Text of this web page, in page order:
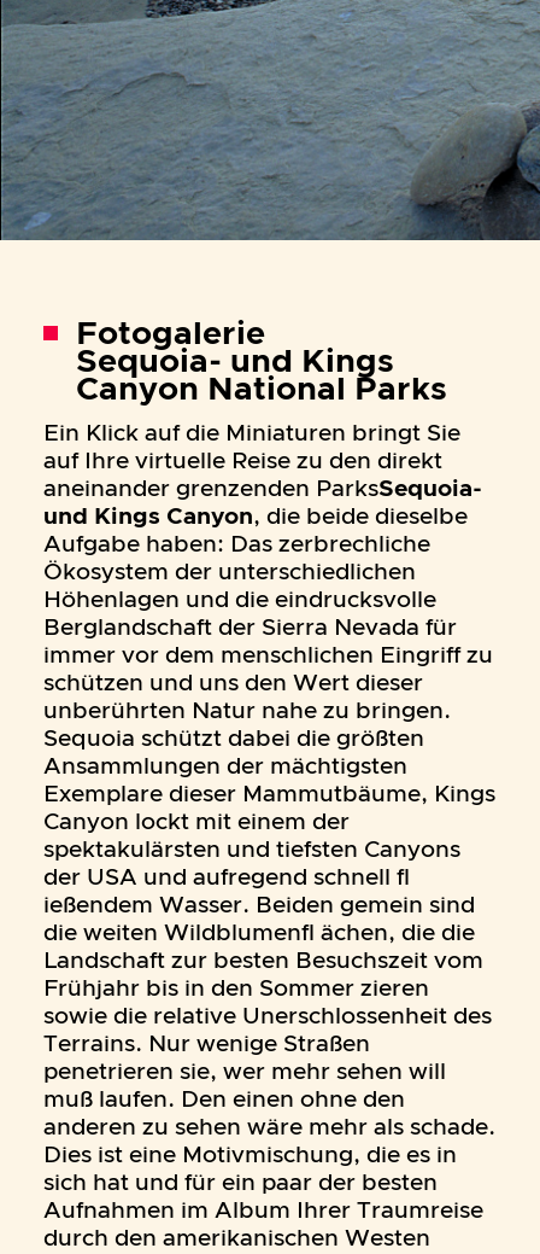
Fotogalerie
Sequoia- und Kings
Canyon National Parks
Ein Klick auf die Miniaturen bringt Sie
auf Ihre virtuelle Reise zu den direkt
aneinander grenzenden ParksSequoia-
und Kings Canyon, die beide dieselbe
Aufgabe haben: Das zerbrechliche
Ökosystem der unterschiedlichen
Höhenlagen und die eindrucksvolle
Berglandschaft der Sierra Nevada für
immer vor dem menschlichen Eingriff zu
schützen und uns den Wert dieser
unberührten Natur nahe zu bringen.
Sequoia schützt dabei die größten
Ansammlungen der mächtigsten
Exemplare dieser Mammutbäume, Kings
Canyon lockt mit einem der
spektakulärsten und tiefsten Canyons
der USA und aufregend schnell fl
ießendem Wasser. Beiden gemein sind
die weiten Wildblumenfl ächen, die die
Landschaft zur besten Besuchszeit vom
Frühjahr bis in den Sommer zieren
sowie die relative Unerschlossenheit des
Terrains. Nur wenige Straßen
penetrieren sie, wer mehr sehen will
muß laufen. Den einen ohne den
anderen zu sehen wäre mehr als schade.
Dies ist eine Motivmischung, die es in
sich hat und für ein paar der besten
Aufnahmen im Album Ihrer Traumreise
durch den amerikanischen Westen